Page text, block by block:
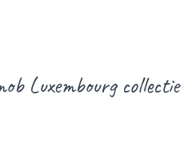
Luxembourg collectie